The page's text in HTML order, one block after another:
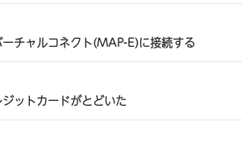
チャルコネクト(MAP-E)に接続する
ットカードがとどいた